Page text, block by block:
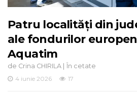
Patru localități din
ale fondurilor
Aquatim
de Crina CHIRILA | În cetate
4 iunie 2026
17